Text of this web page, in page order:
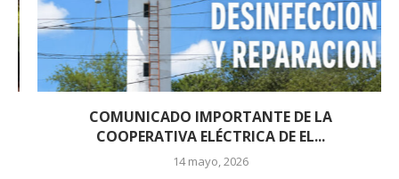
COMUNICADO IMPORTANTE DE LA
COOPERATIVA ELÉCTRICA DE EL...
14 mayo, 2026